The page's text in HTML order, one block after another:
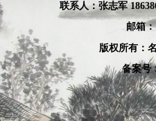
联系人：张志军
邮箱：
版权所有：
备案号